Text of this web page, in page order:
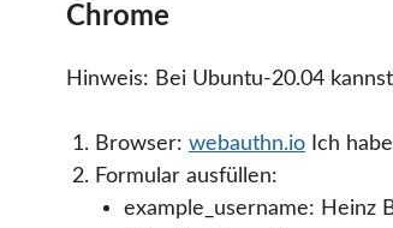
Chrome
Hinweis: Bei Ubuntu-20.04
Browser: webauthn.ioIch
Formular ausfüllen:
example_username: Heinz